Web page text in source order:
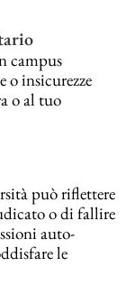
campus
o insicurezze
o al tuo
può riflettere
o di fallire
auto-
le